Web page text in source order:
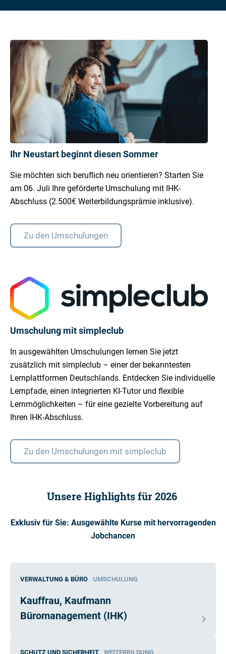
Ihr Neustart beginnt diesen Sommer
Sie möchten sich beruflich neu orientieren? Starten Sie
am 06. Juli Ihre geförderte Umschulung mit IHK-
Abschluss (2.500€ Weiterbildungsprämie inklusive).
Zu den Umschulungen
Umschulung mit simpleclub
In ausgewählten Umschulungen lernen Sie jetzt
zusätzlich mit simpleclub – einer der bekanntesten
Lernplattformen Deutschlands. Entdecken Sie individuelle
Lernpfade, einen integrierten KI-Tutor und flexible
Lernmöglichkeiten – für eine gezielte Vorbereitung auf
Ihren IHK-Abschluss.
Zu den Umschulungen mit simpleclub
Unsere Highlights für 2026
Exklusiv für Sie: Ausgewählte Kurse mit hervorragenden
Jobchancen
VERWALTUNG & BÜRO UMSCHULUNG
Kauffrau, Kaufmann
Büromanagement (IHK)
SCHUTZ UND SICHERHEIT WEITERBILDUNG